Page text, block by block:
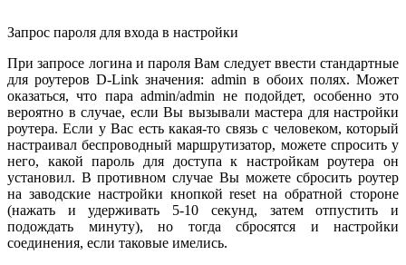
Запрос пароля для входа в настройки
При запросе логина и пароля Вам следует ввести стандартные
для роутеров D-Link значения: admin в обоих полях. Может
оказаться, что пара admin/admin не подойдет, особенно это
вероятно в случае, если Вы вызывали мастера для настройки
роутера. Если у Вас есть какая-то связь с человеком, который
настраивал беспроводный маршрутизатор, можете спросить у
него, какой пароль для доступа к настройкам роутера он
установил. В противном случае Вы можете сбросить роутер
на заводские настройки кнопкой reset на обратной стороне
(нажать и удерживать 5-10 секунд, затем отпустить и
подождать минуту), но тогда сбросятся и настройки
соединения, если таковые имелись.